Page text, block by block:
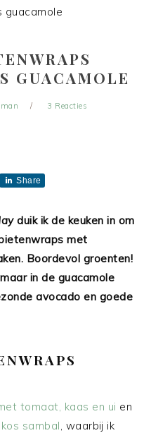
guacamole
GUACAMOLE
3 Reacties
Share
duik ik de keuken in om
met
Boordevol groenten!
in de guacamole
avocado en goede
tomaat, kaas en ui en
sambal, waarbij ik